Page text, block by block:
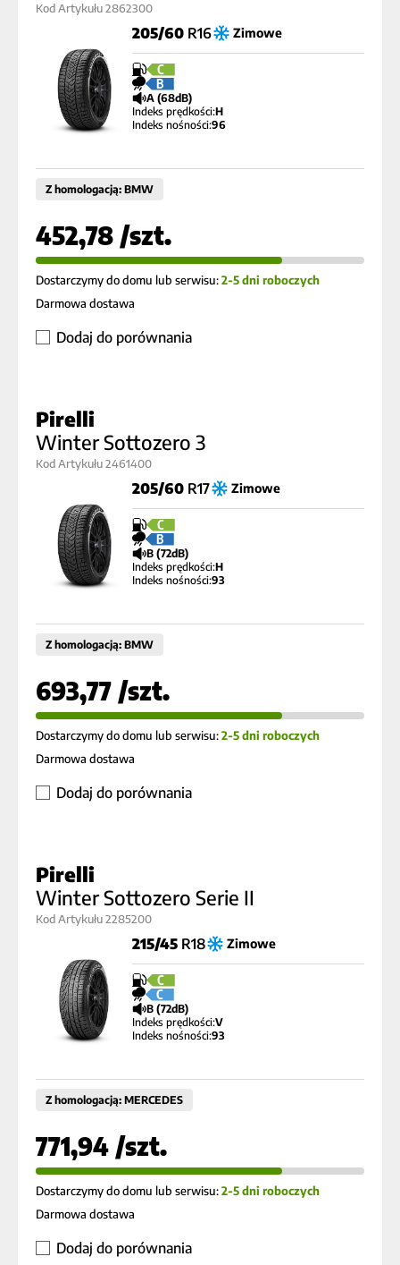
Kod Artykułu 2862300
205/60R16 Zimowe
C
B
A (68dB)
Indeks prędkości:H
Indeks nośności:96
Z homologacją: BMW
452,78 /szt.
Dostarczymy do domu lub serwisu:2-5 dni roboczych
Darmowa dostawa
Dodaj do porównania
Pirelli
Winter Sottozero 3
Kod Artykułu 2461400
205/60R17 Zimowe
C
B
B (72dB)
Indeks prędkości:H
Indeks nośności:93
Z homologacją: BMW
693,77 /szt.
Dostarczymy do domu lub serwisu:2-5 dni roboczych
Darmowa dostawa
Dodaj do porównania
Pirelli
Winter Sottozero Serie II
Kod Artykułu 2285200
215/45R18 Zimowe
C
C
B (72dB)
Indeks prędkości:V
Indeks nośności:93
Z homologacją: MERCEDES
771,94 /szt.
Dostarczymy do domu lub serwisu:2-5 dni roboczych
Darmowa dostawa
Dodaj do porównania